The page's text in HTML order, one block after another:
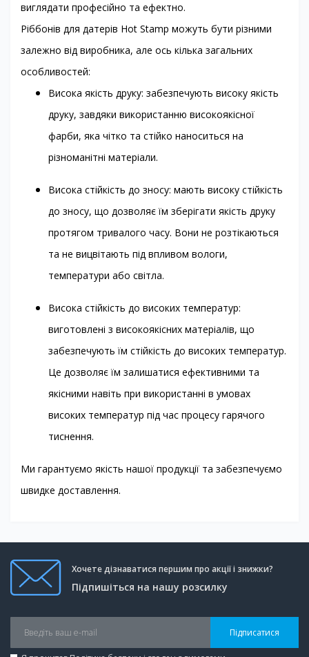
виглядати професійно та ефектно.
Ріббонів для датерів Hot Stamp можуть бути різними
залежно від виробника, але ось кілька загальних
особливостей:
Висока якість друку: забезпечують високу якість
друку, завдяки використанню високоякісної
фарби, яка чітко та стійко наноситься на
різноманітні матеріали.
Висока стійкість до зносу: мають високу стійкість
до зносу, що дозволяє їм зберігати якість друку
протягом тривалого часу. Вони не розтікаються
та не вицвітають під впливом вологи,
температури або світла.
Висока стійкість до високих температур:
виготовлені з високоякісних матеріалів, що
забезпечують їм стійкість до високих температур.
Це дозволяє їм залишатися ефективними та
якісними навіть при використанні в умовах
високих температур під час процесу гарячого
тиснення.
Ми гарантуємо якість нашої продукції та забезпечуємо
швидке доставлення.
Хочете дізнаватися першим про акції і знижки?
Підпишіться на нашу розсилку
Підписатися